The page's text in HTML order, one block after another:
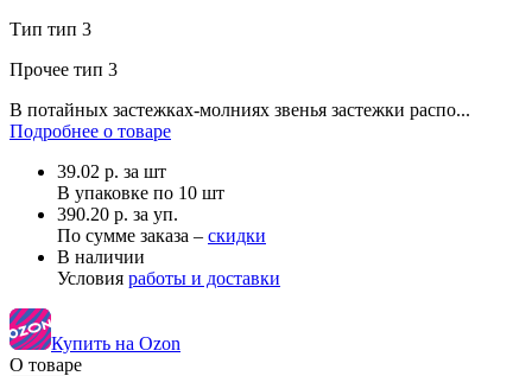
Тип тип 3
Прочее тип 3
В потайных застежках-молниях звенья застежки распо...
Подробнее о товаре
39.02 р. за шт
В упаковке по 10 шт
390.20 р. за уп.
По сумме заказа – скидки
В наличии
Условия работы и доставки
Купить на Ozon
О товаре